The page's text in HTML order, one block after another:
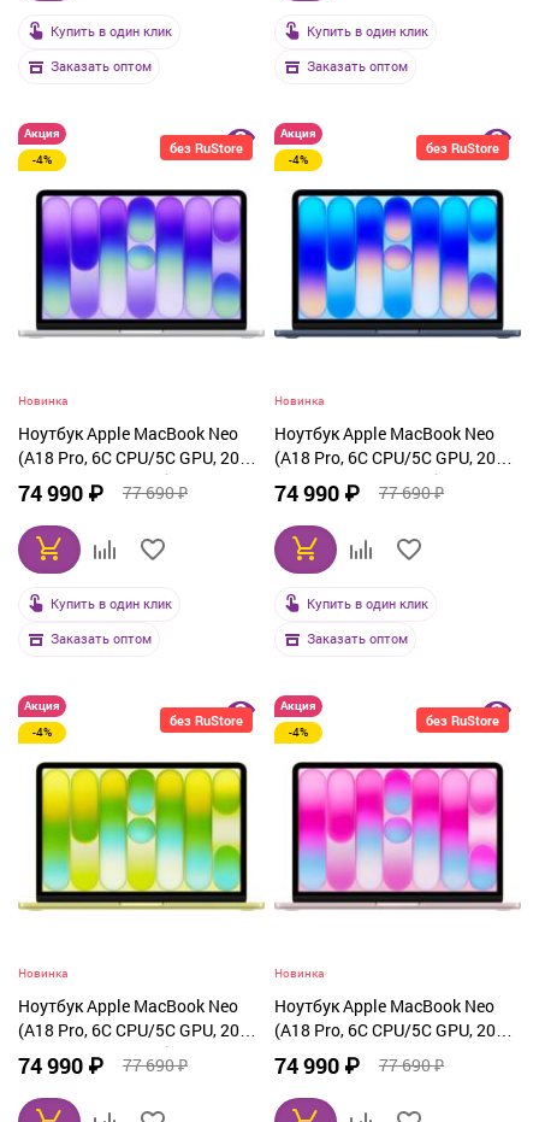
Купить в один клик
Заказать оптом
Купить в один клик
Заказать оптом
без RuStore
Акция
-4%
Новинка
Ноутбук Apple MacBook Neo
(A18 Pro, 6C CPU/5C GPU, 2026)
8 ГБ, 512 ГБ SSD, Silver
(серебристый) MHFC4
74 990 ₽ 77 690 ₽
Купить в один клик
Заказать оптом
без RuStore
Акция
-4%
Новинка
Ноутбук Apple MacBook Neo
(A18 Pro, 6C CPU/5C GPU, 2026)
8 ГБ, 512 ГБ SSD, Indigo (синий)
MHFG4
74 990 ₽ 77 690 ₽
Купить в один клик
Заказать оптом
без RuStore
Акция
-4%
Новинка
Ноутбук Apple MacBook Neo
(A18 Pro, 6C CPU/5C GPU, 2026)
8 ГБ, 512 ГБ SSD, Citrus
(желтый) MHFE4
74 990 ₽ 77 690 ₽
без RuStore
Акция
-4%
Новинка
Ноутбук Apple MacBook Neo
(A18 Pro, 6C CPU/5C GPU, 2026)
8 ГБ, 512 ГБ SSD, Blush
(розовый) MHFJ4
74 990 ₽ 77 690 ₽